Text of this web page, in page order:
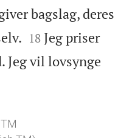
bagslag, deres


18 Jeg priser
Jeg vil lovsynge